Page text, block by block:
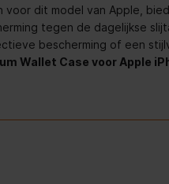
voor dit model van Apple,
tegen de dagelijkse
bescherming of een
Wallet Case voor Apple